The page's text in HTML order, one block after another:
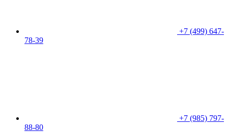
+7 (499) 647-
78-39
+7 (985) 797-
88-80